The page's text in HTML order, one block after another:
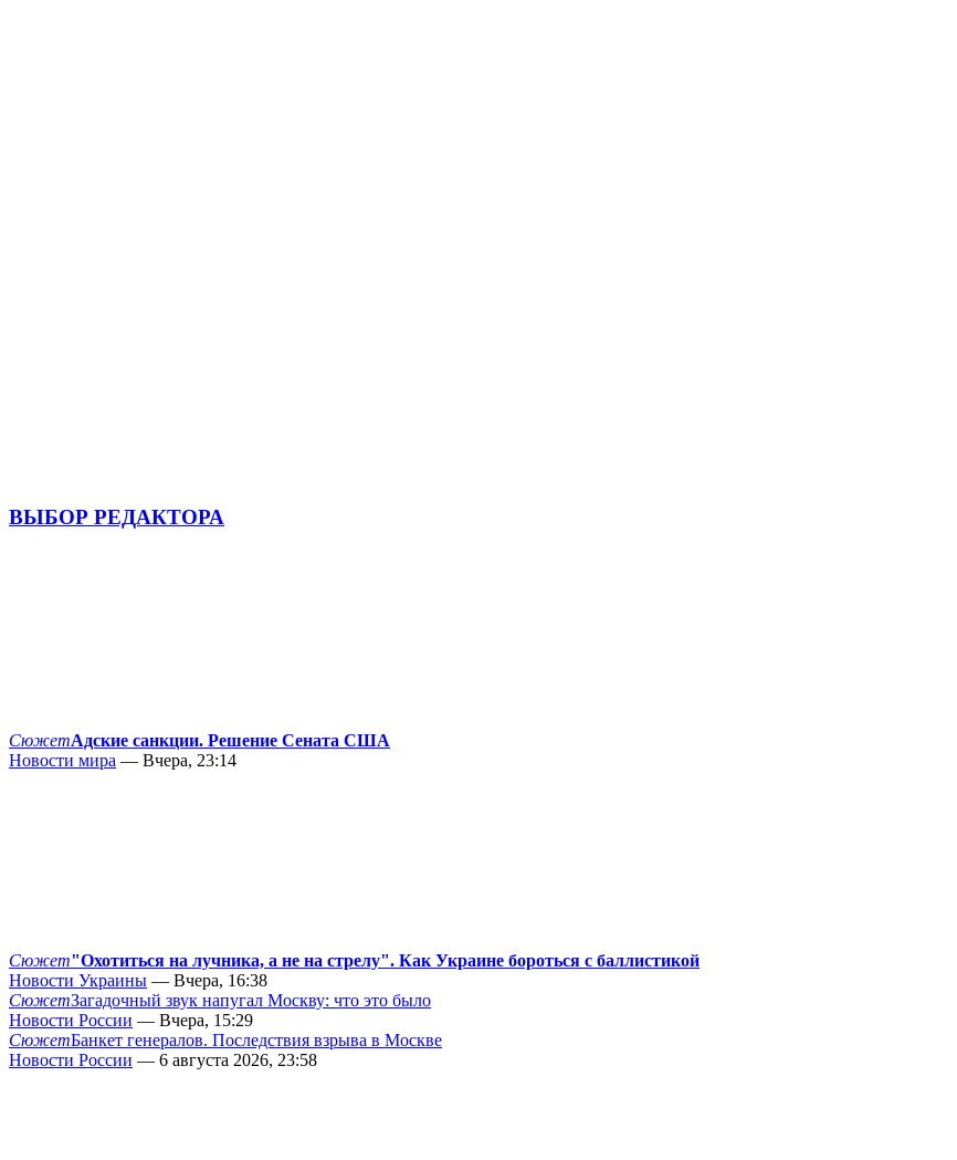
ВЫБОР РЕДАКТОРА
СюжетАдские санкции. Решение Сената США
Новости мира — Вчера, 23:14
Сюжет"Охотиться на лучника, а не на стрелу". Как Украине бороться с баллистикой
Новости Украины — Вчера, 16:38
СюжетЗагадочный звук напугал Москву: что это было
Новости России — Вчера, 15:29
СюжетБанкет генералов. Последствия взрыва в Москве
Новости России — 6 августа 2026, 23:58